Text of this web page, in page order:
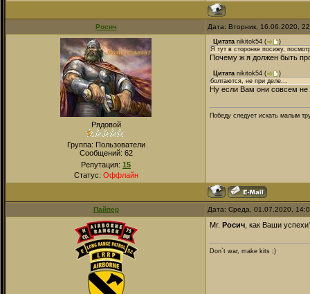
Росич Дата: Вторник, 16.06.2020,
Рядовой
Группа: Пользователи
Сообщений: 62
Репутация: 15
Статус: Оффлайн
Цитата nikitok54 (
)
Я тут в сторонке посижу,
Почему ж я должен быть
Цитата nikitok54 (
)
болтаются, не при деле...
Ну если Вам они совсем не
Победу следует искать малым
Пайпер Дата: Среда, 01.07.2020,
Mr. Росич , как Ваши
Don`t war, make kits ;)